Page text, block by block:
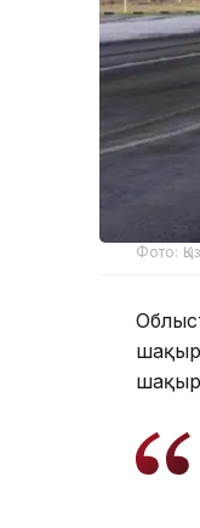
Фото: